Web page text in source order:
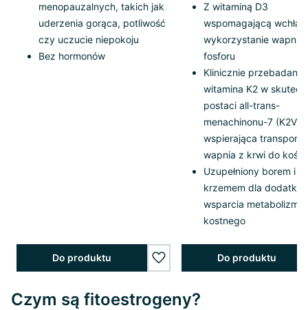
menopauzalnych, takich jak
uderzenia gorąca, potliwość
czy uczucie niepokoju
Bez hormonów
Z witaminą D3
wspomagającą
wykorzystanie wapnia
fosforu
Klinicznie przebadana
witamina K2 w
postaci all-trans-
menachinonu-7
wspierająca transport
wapnia z krwi do kości
Uzupełniony borem i
krzemem dla
wsparcia metabolizmu
kostnego
Do produktu
wishlist.add
Do produktu
Czym są fitoestrogeny?